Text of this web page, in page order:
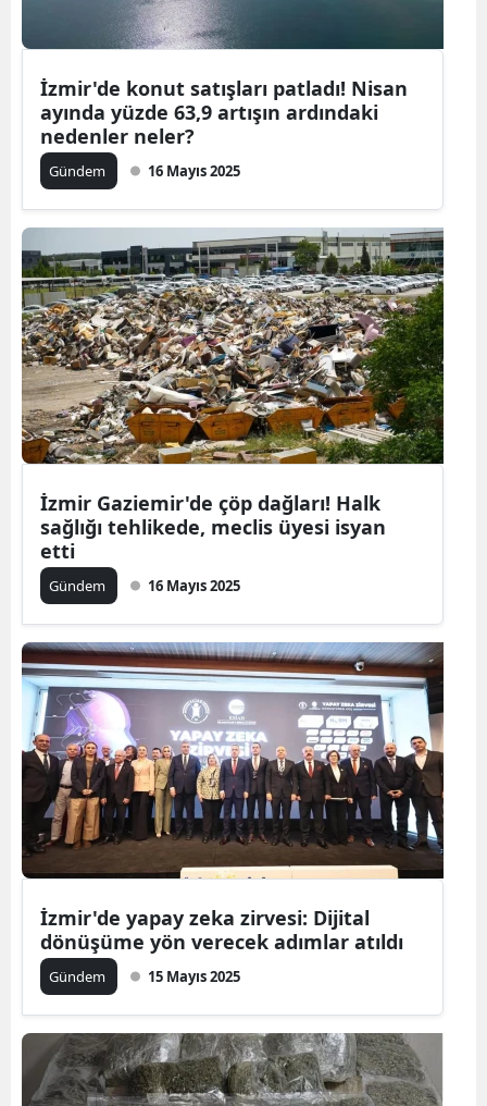
İzmir'de konut satışları patladı! Nisan
ayında yüzde 63,9 artışın ardındaki
nedenler neler?
Gündem 16 Mayıs 2025
İzmir Gaziemir'de çöp dağları! Halk
sağlığı tehlikede, meclis üyesi isyan
etti
Gündem 16 Mayıs 2025
İzmir'de yapay zeka zirvesi: Dijital
dönüşüme yön verecek adımlar atıldı
Gündem 15 Mayıs 2025